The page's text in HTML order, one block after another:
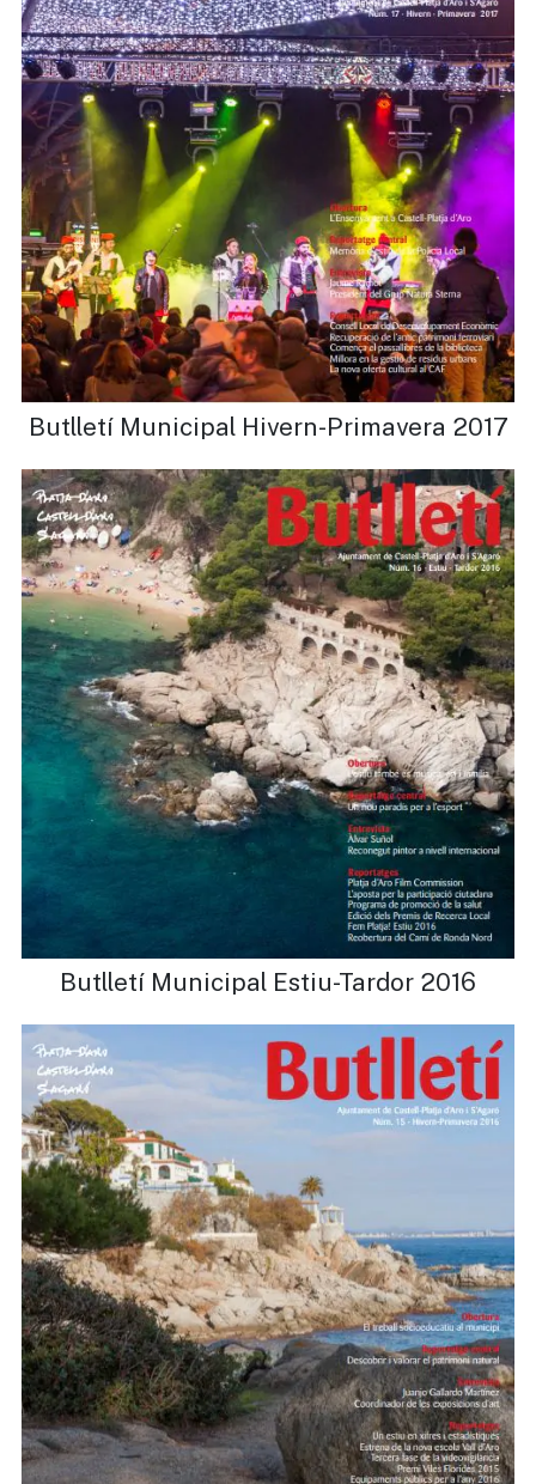
Butlletí Municipal Hivern-Primavera 2017
Butlletí Municipal Estiu-Tardor 2016